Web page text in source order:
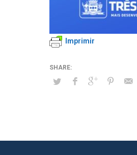
Imprimir